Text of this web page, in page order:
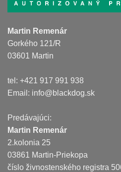
Martin Remenár
Gorkého 121/R
03601 Martin
tel: +421 917 991 938
Email: info@blackdog.sk
Predávajúci:
Martin Remenár
2.kolonia 25
03861 Martin-Priekopa
číslo živnostenského registra